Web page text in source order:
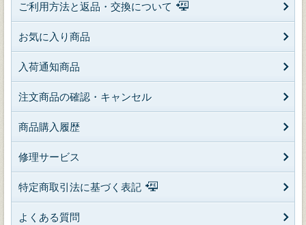
ご利用方法と返品・交換について
お気に入り商品
入荷通知商品
注文商品の確認・キャンセル
商品購入履歴
修理サービス
特定商取引法に基づく表記
よくある質問